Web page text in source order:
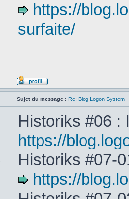
https://
surfaite/
Sujet du message : Re: Blog Logon System
Historiks #06 :
https://
Historiks #07-
https://